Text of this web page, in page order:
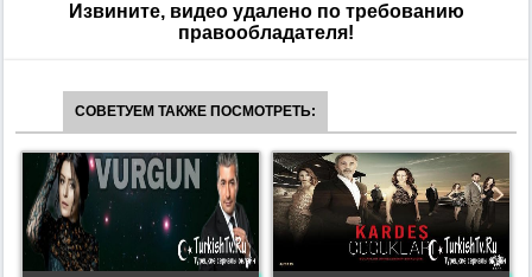
Извините, видео удалено по требованию
правообладателя!
СОВЕТУЕМ ТАКЖЕ ПОСМОТРЕТЬ: